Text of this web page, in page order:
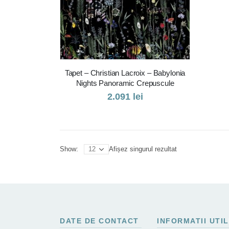
Tapet – Christian Lacroix – Babylonia
Nights Panoramic Crepuscule
2.091 lei
Show: Afișez singurul rezultat
DATE DE CONTACT INFORMATII